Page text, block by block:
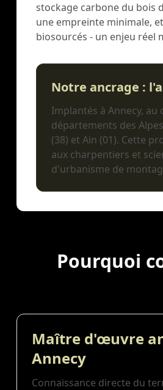
stockage carbone du bois
une empreinte minimale,
biosourcés - un enjeu réel
Notre ancrage :
Implantés à Annecy,
départements des
(38) et Ain (01). Cette
aux charpentiers et
d'urbanisme de
Pourquoi
Maître d'œuvre
Annecy
Connaissance directe du